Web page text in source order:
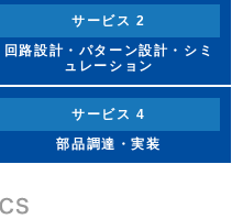
サービス 2
回路設計・パターン設計・シミ
ュレーション
サービス 4
部品調達・実装